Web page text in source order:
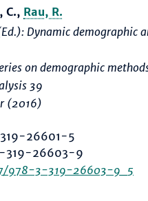
C., Rau, R.
Dynamic demographic
on demographic
39
(2016)
26601-5
319-26603-9
978-3-319-26603-9_5